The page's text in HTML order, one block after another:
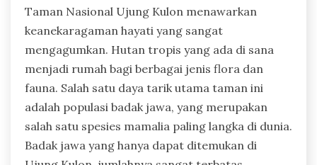
Taman Nasional Ujung Kulon menawarkan
keanekaragaman hayati yang sangat
mengagumkan. Hutan tropis yang ada di sana
menjadi rumah bagi berbagai jenis flora dan
fauna. Salah satu daya tarik utama taman ini
adalah populasi badak jawa, yang merupakan
salah satu spesies mamalia paling langka di dunia.
Badak jawa yang hanya dapat ditemukan di